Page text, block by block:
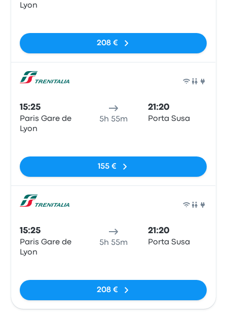
Lyon
208 €
15:25
Paris Gare de
Lyon
5h 55m
21:20
Porta Susa
155 €
15:25
Paris Gare de
Lyon
5h 55m
21:20
Porta Susa
208 €